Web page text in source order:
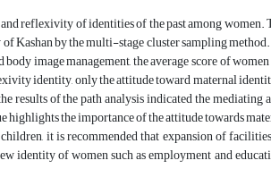
reflexivity of identities of the past among women.
Kashan by the multi-stage cluster sampling
image management, the average score of
identity, only the attitude toward maternal
results of the path analysis indicated the mediating
the importance of the attitude towards
it is recommended that expansion of
identity of women such as employment and